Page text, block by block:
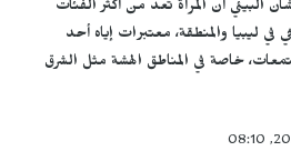
البيئي أن المرأة تُعد من أكثر الفئات
في ليبيا والمنطقة، معتبرات إياه أحد
خاصة في المناطق الهشة مثل الشرق